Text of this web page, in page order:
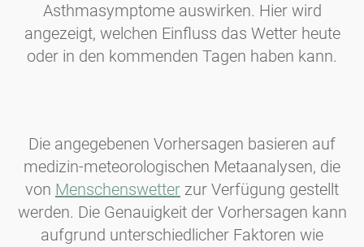
Asthmasymptome auswirken. Hier wird
angezeigt, welchen Einfluss das Wetter heute
oder in den kommenden Tagen haben kann.
Die angegebenen Vorhersagen basieren auf
medizin-meteorologischen Metaanalysen, die
von Menschenswetter zur Verfügung gestellt
werden. Die Genauigkeit der Vorhersagen kann
aufgrund unterschiedlicher Faktoren wie